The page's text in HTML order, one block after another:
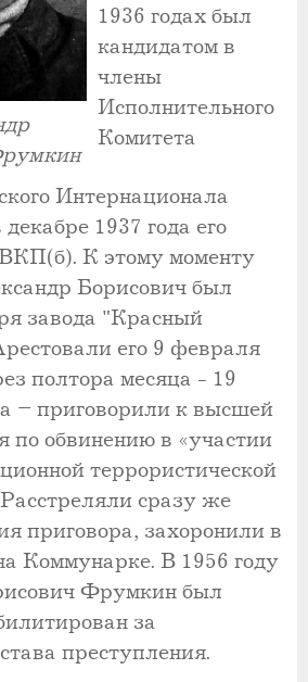
1936 годах был
кандидатом в
члены
Исполнительного
Комитета
Интернационала
1937 года его
К этому моменту
Борисович был
завода "Красный
его 9 февраля
полтора месяца - 19
– приговорили к высшей
по обвинению в «участии
террористической
сразу же
приговора, захоронили в
Коммунарке. В 1956 году
Фрумкин был
за
преступления.